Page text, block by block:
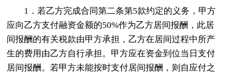
1．若乙方完成合同第二条第5款约定的义务，甲方
应向乙方支付融资金额的50%作为乙方居间报酬，此居
间报酬的有关税款由甲方承担，乙方在居间过程中所产
生的费用由乙方自行承担。甲方应在资金到位当日支付
居间报酬。若甲方未能按时支付居间报酬，则自应付之